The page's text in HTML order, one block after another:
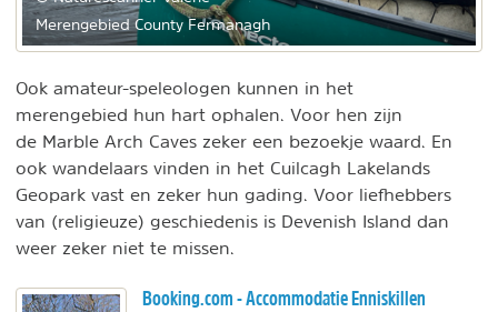
Merengebied County Fermanagh
Ook amateur-speleologen kunnen in het
merengebied hun hart ophalen. Voor hen zijn
de Marble Arch Caves zeker een bezoekje waard. En
ook wandelaars vinden in het Cuilcagh Lakelands
Geopark vast en zeker hun gading. Voor liefhebbers
van (religieuze) geschiedenis is Devenish Island dan
weer zeker niet te missen.
Booking.com - Accommodatie Enniskillen